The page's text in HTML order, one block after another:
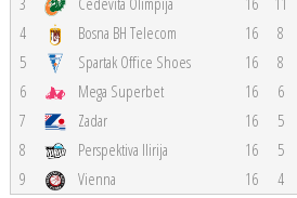
4
Bosna BH Telecom 16 8
5
Spartak Office Shoes 16 8
6
Mega Superbet 16 6
7
Zadar 16 5
8
Perspektiva Ilirija 16 5
9
Vienna 16 4